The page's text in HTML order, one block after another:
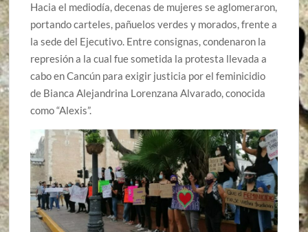
Hacia el mediodía, decenas de mujeres se aglomeraron,
portando carteles, pañuelos verdes y morados, frente a
la sede del Ejecutivo. Entre consignas, condenaron la
represión a la cual fue sometida la protesta llevada a
cabo en Cancún para exigir justicia por el feminicidio
de Bianca Alejandrina Lorenzana Alvarado, conocida
como “Alexis”.